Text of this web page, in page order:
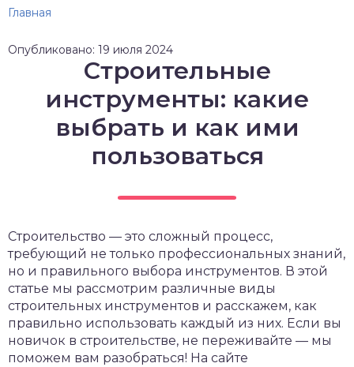
Главная
Опубликовано: 19 июля 2024
Строительные
инструменты: какие
выбрать и как ими
пользоваться
Строительство — это сложный процесс,
требующий не только профессиональных знаний,
но и правильного выбора инструментов. В этой
статье мы рассмотрим различные виды
строительных инструментов и расскажем, как
правильно использовать каждый из них. Если вы
новичок в строительстве, не переживайте — мы
поможем вам разобраться! На сайте